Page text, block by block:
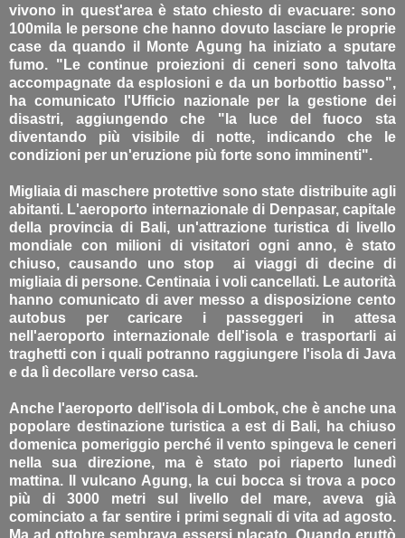
vivono in quest'area è stato chiesto di evacuare: sono
100mila le persone che hanno dovuto lasciare le proprie
case da quando il Monte Agung ha iniziato a sputare
fumo. "Le continue proiezioni di ceneri sono talvolta
accompagnate da esplosioni e da un borbottio basso",
ha comunicato l'Ufficio nazionale per la gestione dei
disastri, aggiungendo che "la luce del fuoco sta
diventando più visibile di notte, indicando che le
condizioni per un'eruzione più forte sono imminenti".
Migliaia di maschere protettive sono state distribuite agli
abitanti. L'aeroporto internazionale di Denpasar, capitale
della provincia di Bali, un'attrazione turistica di livello
mondiale con milioni di visitatori ogni anno, è stato
chiuso, causando uno stop ai viaggi di decine di
migliaia di persone. Centinaia i voli cancellati. Le autorità
hanno comunicato di aver messo a disposizione cento
autobus per caricare i passeggeri in attesa
nell'aeroporto internazionale dell'isola e trasportarli ai
traghetti con i quali potranno raggiungere l'isola di Java
e da lì decollare verso casa.
Anche l'aeroporto dell'isola di Lombok, che è anche una
popolare destinazione turistica a est di Bali, ha chiuso
domenica pomeriggio perché il vento spingeva le ceneri
nella sua direzione, ma è stato poi riaperto lunedì
mattina. Il vulcano Agung, la cui bocca si trova a poco
più di 3000 metri sul livello del mare, aveva già
cominciato a far sentire i primi segnali di vita ad agosto.
Ma ad ottobre sembrava essersi placato. Quando eruttò